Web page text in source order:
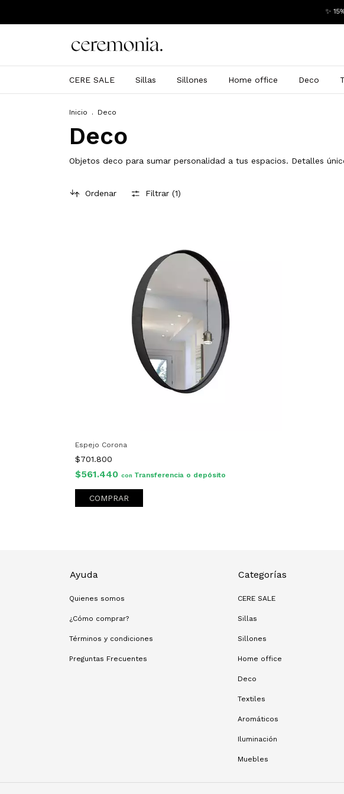
✨ 15%
CERE SALE Sillas Sillones Home office Deco
Inicio . Deco
Deco
Objetos deco para sumar personalidad a tus espacios. Detalles
Ordenar Filtrar (1)
Espejo Corona
$701.800
$561.440 con Transferencia o depósito
COMPRAR
Ayuda
Quienes somos
¿Cómo comprar?
Términos y condiciones
Preguntas Frecuentes
Categorías
CERE SALE
Sillas
Sillones
Home office
Deco
Textiles
Aromáticos
Iluminación
Muebles